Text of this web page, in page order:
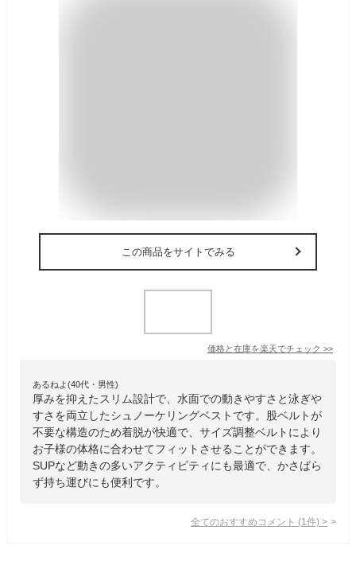
この商品をサイトでみる
価格と在庫を楽天でチェック >>
あるねよ(40代・男性)
厚みを抑えたスリム設計で、水面での動きやすさと泳ぎや
すさを両立したシュノーケリングベストです。股ベルトが
不要な構造のため着脱が快適で、サイズ調整ベルトにより
お子様の体格に合わせてフィットさせることができます。
SUPなど動きの多いアクティビティにも最適で、かさばら
ず持ち運びにも便利です。
全てのおすすめコメント (1 件) >